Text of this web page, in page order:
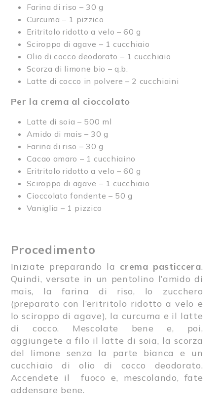
Farina di riso – 30 g
Curcuma – 1 pizzico
Eritritolo ridotto a velo – 60 g
Sciroppo di agave – 1 cucchiaio
Olio di cocco deodorato – 1 cucchiaio
Scorza di limone bio – q.b.
Latte di cocco in polvere – 2 cucchiaini
Per la crema al cioccolato
Latte di soia – 500 ml
Amido di mais – 30 g
Farina di riso – 30 g
Cacao amaro – 1 cucchiaino
Eritritolo ridotto a velo – 60 g
Sciroppo di agave – 1 cucchiaio
Cioccolato fondente – 50 g
Vaniglia – 1 pizzico
Procedimento
Iniziate preparando la crema pasticcera.
Quindi, versate in un pentolino l’amido di
mais, la farina di riso, lo zucchero
(preparato con l’eritritolo ridotto a velo e
lo sciroppo di agave), la curcuma e il latte
di cocco. Mescolate bene e, poi,
aggiungete a filo il latte di soia, la scorza
del limone senza la parte bianca e un
cucchiaio di olio di cocco deodorato.
Accendete il fuoco e, mescolando, fate
addensare bene.